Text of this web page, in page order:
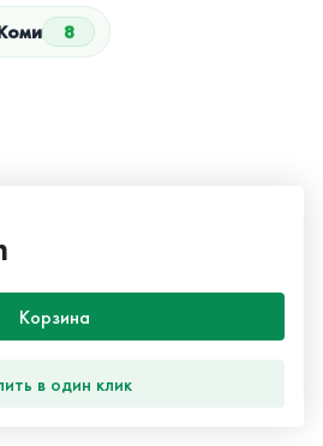
8
Корзина
в один клик